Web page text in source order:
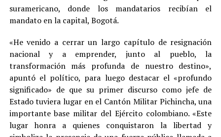
suramericano, donde los mandatarios recibían el
mandato en la capital, Bogotá.
«He venido a cerrar un largo capítulo de resignación
nacional y a emprender, junto al pueblo, la
transformación más profunda de nuestro destino»,
apuntó el político, para luego destacar el «profundo
significado» de que su primer discurso como jefe de
Estado tuviera lugar en el Cantón Militar Pichincha, una
importante base militar del Ejército colombiano. «Este
lugar honra a quienes conquistaron la libertad y